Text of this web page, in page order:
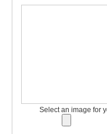
Select an image for